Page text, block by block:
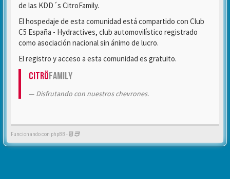
de las KDD´s CitroFamily.
El hospedaje de esta comunidad está compartido con Club
C5 España - Hydractives, club automovilístico registrado
como asociación nacional sin ánimo de lucro.
El registro y acceso a esta comunidad es gratuito.
CitröFamily
Disfrutando con nuestros chevrones.
Funcionando con phpBB -